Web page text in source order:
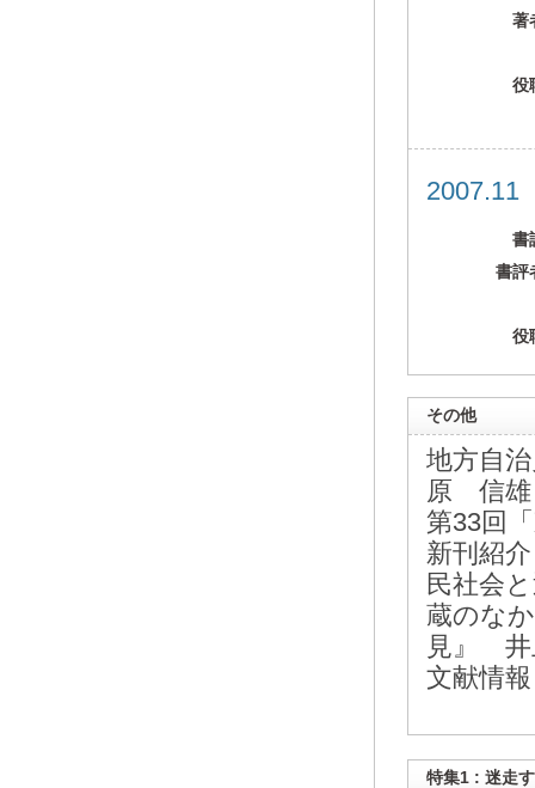
著
役
書
書評
役
その他
地方自
原 信雄
第33回
新刊紹
民社会
蔵のな
見』 井
文献情
特集1 : 迷走